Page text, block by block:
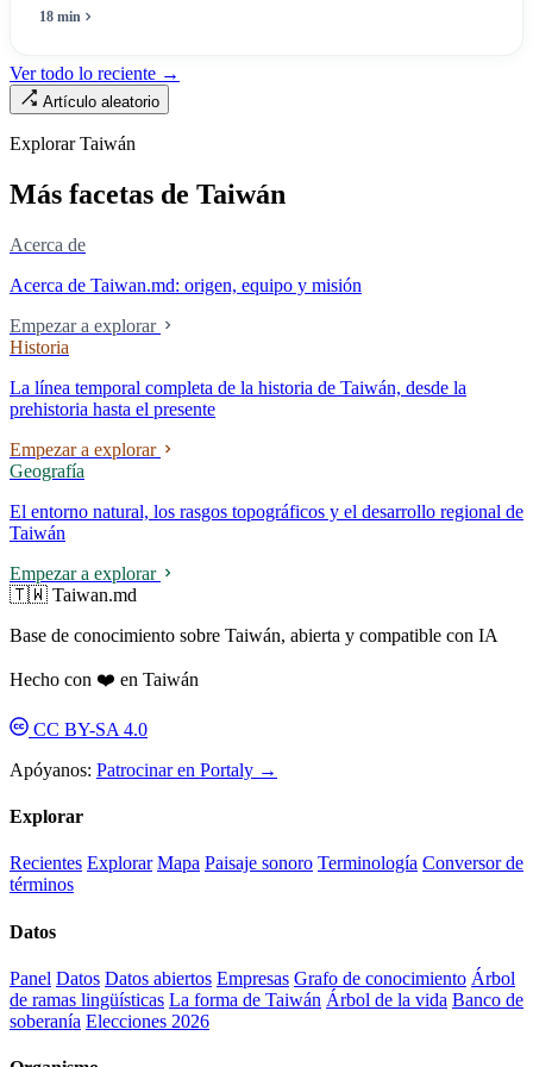
máximo una enfermera», pero no puede escribir «si existe esa
Ley de Médicos, es la ley raíz sobre cómo existe la institución del
«hospital» en Taiwán, y la tensión sin resolver durante cuarenta años
mercado.
18 min
Ver todo lo reciente →
Artículo aleatorio
Explorar Taiwán
Más facetas de Taiwán
Acerca de
Acerca de Taiwan.md: origen, equipo y misión
Empezar a explorar
Historia
La línea temporal completa de la historia de Taiwán, desde la
prehistoria hasta el presente
Empezar a explorar
Geografía
El entorno natural, los rasgos topográficos y el desarrollo regional de
Taiwán
Empezar a explorar
🇹🇼 Taiwan.md
Base de conocimiento sobre Taiwán, abierta y compatible con IA
Hecho con ❤️ en Taiwán
CC BY-SA 4.0
Apóyanos: Patrocinar en Portaly →
Explorar
Recientes Explorar Mapa Paisaje sonoro Terminología Conversor de
términos
Datos
Panel Datos Datos abiertos Empresas Grafo de conocimiento Árbol
de ramas lingüísticas La forma de Taiwán Árbol de la vida Banco de
soberanía Elecciones 2026